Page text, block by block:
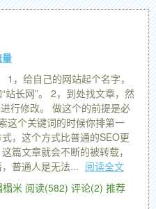
，给自己的网站起个名字，
站长网”。 2，到处找文章，然
行修改。 做这个的前提是必
这个关键词的时候你排第一
，这个方式比普通的SEO更
篇文章就会不断的被转载，
普通人是无法... 阅读全文
米 阅读(582) 评论(2) 推荐